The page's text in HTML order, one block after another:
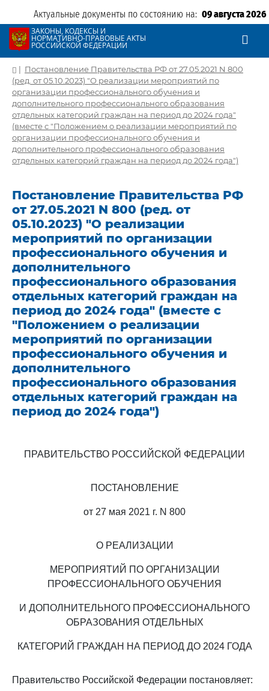
Актуальные документы по состоянию на: 09 августа 2026
ЗАКОНЫ, КОДЕКСЫ И
НОРМАТИВНО-ПРАВОВЫЕ АКТЫ
РОССИЙСКОЙ ФЕДЕРАЦИИ
| Постановление Правительства РФ от 27.05.2021 N 800
(ред. от 05.10.2023) "О реализации мероприятий по
организации профессионального обучения и
дополнительного профессионального образования
отдельных категорий граждан на период до 2024 года"
(вместе с "Положением о реализации мероприятий по
организации профессионального обучения и
дополнительного профессионального образования
отдельных категорий граждан на период до 2024 года")
Постановление Правительства РФ
от 27.05.2021 N 800 (ред. от
05.10.2023) "О реализации
мероприятий по организации
профессионального обучения и
дополнительного
профессионального образования
отдельных категорий граждан на
период до 2024 года" (вместе с
"Положением о реализации
мероприятий по организации
профессионального обучения и
дополнительного
профессионального образования
отдельных категорий граждан на
период до 2024 года")
ПРАВИТЕЛЬСТВО РОССИЙСКОЙ ФЕДЕРАЦИИ
ПОСТАНОВЛЕНИЕ
от 27 мая 2021 г. N 800
О РЕАЛИЗАЦИИ
МЕРОПРИЯТИЙ ПО ОРГАНИЗАЦИИ
ПРОФЕССИОНАЛЬНОГО ОБУЧЕНИЯ
И ДОПОЛНИТЕЛЬНОГО ПРОФЕССИОНАЛЬНОГО
ОБРАЗОВАНИЯ ОТДЕЛЬНЫХ
КАТЕГОРИЙ ГРАЖДАН НА ПЕРИОД ДО 2024 ГОДА
Правительство Российской Федерации постановляет: